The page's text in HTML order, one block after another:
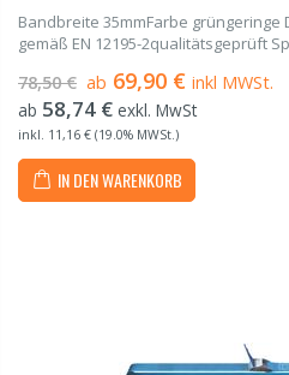
Bandbreite 35mmFarbe
gemäß EN 12195-2qualitätsgeprüft
Bestehend aus einem Gurtband und...
78,50 € ab 69,90 €inkl MWSt.
ab 58,74 € exkl. MwSt
inkl. 11,16 € (19.0% MWSt.)
IN DEN WARENKORB